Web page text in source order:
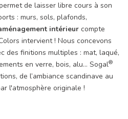
de laisser libre cours à son
: murs, sols, plafonds,
intérieur compte
intervient ! Nous concevons
des finitions multiples : mat, laqué,
en verre, bois, alu… Sogal®
de l’ambiance scandinave au
l'atmosphère originale !